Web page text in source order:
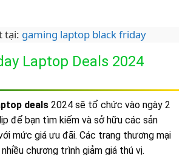
tại: gaming laptop black friday
Laptop Deals 2024
deals 2024 sẽ tổ chức vào ngày 2
để bạn tìm kiếm và sở hữu các sản
mức giá ưu đãi. Các trang thương mại
chương trình giảm giá thú vị.